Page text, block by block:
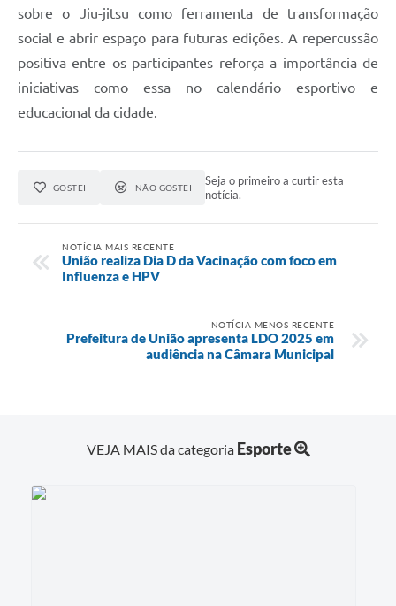
sobre o Jiu-jitsu como ferramenta de transformação
social e abrir espaço para futuras edições. A repercussão
positiva entre os participantes reforça a importância de
iniciativas como essa no calendário esportivo e
educacional da cidade.
GOSTEI NÃO GOSTEI
Seja o primeiro a curtir esta
notícia.
NOTÍCIA MAIS RECENTE
União realiza Dia D da Vacinação com foco em
Influenza e HPV
NOTÍCIA MENOS RECENTE
Prefeitura de União apresenta LDO 2025 em
audiência na Câmara Municipal
VEJA MAIS da categoria Esporte